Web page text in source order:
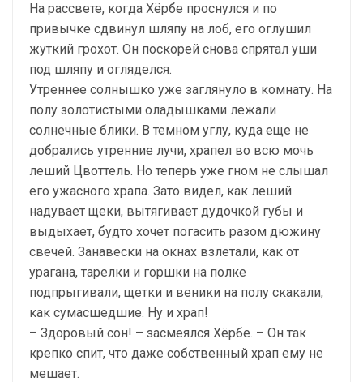
На рассвете, когда Хёрбе проснулся и по
привычке сдвинул шляпу на лоб, его оглушил
жуткий грохот. Он поскорей снова спрятал уши
под шляпу и огляделся.
Утреннее солнышко уже заглянуло в комнату. На
полу золотистыми оладышками лежали
солнечные блики. В темном углу, куда еще не
добрались утренние лучи, храпел во всю мочь
леший Цвоттель. Но теперь уже гном не слышал
его ужасного храпа. Зато видел, как леший
надувает щеки, вытягивает дудочкой губы и
выдыхает, будто хочет погасить разом дюжину
свечей. Занавески на окнах взлетали, как от
урагана, тарелки и горшки на полке
подпрыгивали, щетки и веники на полу скакали,
как сумасшедшие. Ну и храп!
– Здоровый сон! – засмеялся Хёрбе. – Он так
крепко спит, что даже собственный храп ему не
мешает.